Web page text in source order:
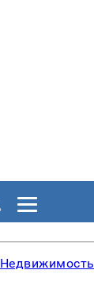
Недвижимость